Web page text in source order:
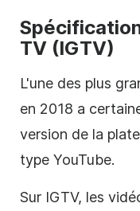
TV (IGTV)
L'une des plus
en 2018 a
version de la
type YouTube.
Sur IGTV, les